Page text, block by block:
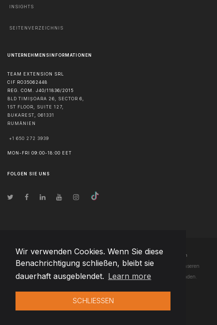
Wir verwenden Cookies. Wenn Sie diese
Benachrichtigung schließen, bleibt sie
dauerhaft ausgeblendet. Learn more
SCHLIESSEN
INSIGHTS
SEITENVERZEICHNIS
UNTERNEHMENSINFORMATIONEN
TEAM EXTENSION SRL
CIF RO35062448
REG. COM. J40/11836/2015
BLD TIMIȘOARA 26, SECTOR 6,
1ST FLOOR, SUITE 127,
BUKAREST, 061331
RUMÄNIEN
+1 650 272 3939
MON-FRI 09:00-18:00 EET
FOLGEN SIE UNS
© Urheberrecht2026 Team Extension Latvia - Alle Rechte vorbehalten
Changelog● Durch die Nutzung dieser Website erklären Sie sich mit unseren
Nutzungsbedingungen und unserer Datenschutzerklärung einverstanden.